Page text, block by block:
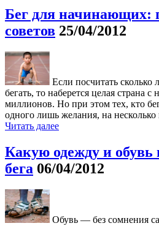
Бег для начинающих:
советов 25/04/2012
Если посчитать сколько
бегать, то наберется целая страна с
миллионов. Но при этом тех, кто
одного лишь желания, на
Читать далее
Какую одежду и обувь
бега 06/04/2012
Обувь — без сомнения